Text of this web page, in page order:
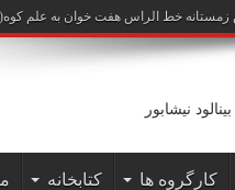
خط الراس هفت خوان به علم کوه(
نيشابور
کارگروه ها کتابخانه